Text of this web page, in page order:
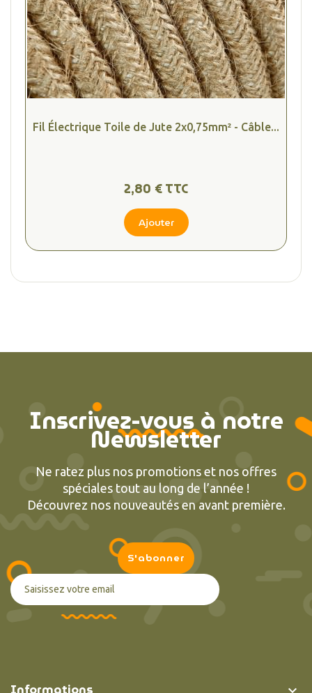
Fil Électrique Toile de Jute 2x0,75mm² - Câble...
2,80 € TTC
Ajouter
Inscrivez-vous à notre
Newsletter
Ne ratez plus nos promotions et nos offres
spéciales tout au long de l’année !
Découvrez nos nouveautés en avant première.